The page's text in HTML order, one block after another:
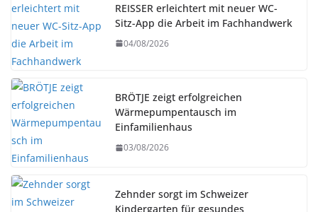
REISSER erleichtert mit neuer WC-
Sitz-App die Arbeit im Fachhandwerk
04/08/2026
BRÖTJE zeigt erfolgreichen
Wärmepumpentausch im
Einfamilienhaus
03/08/2026
Zehnder sorgt im Schweizer
Kindergarten für gesundes